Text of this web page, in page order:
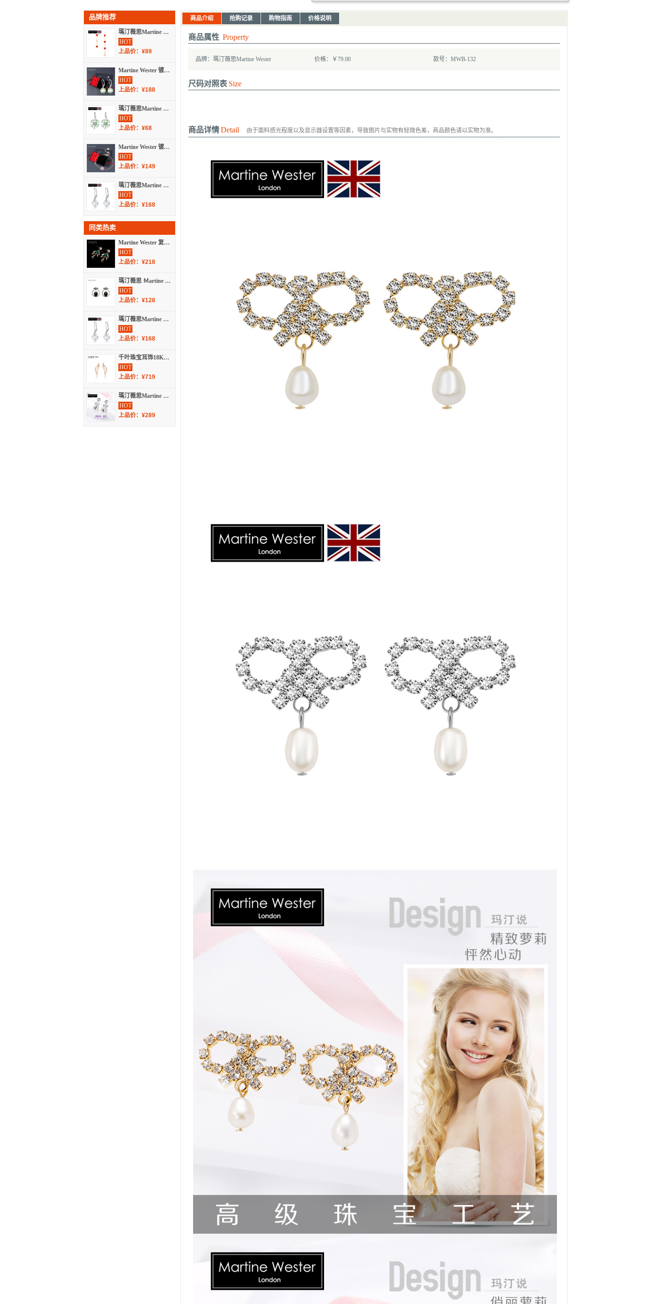
品牌推荐
瑪汀薇思Martine Wester 镀18k金心心相依钻饰纯银针耳饰 MW19-009
HOT
上品价：¥89
Martine Wester 镀18k金红色玛汀热卖施华洛世奇方枕耳饰礼盒款 S8-099-LH2
HOT
上品价：¥188
瑪汀薇思Martine Wester 绿色四叶草水晶摇逸耳饰耳坠 MW18-030C
HOT
上品价：¥68
Martine Wester 镀白金墨蓝色梦露手链礼盒款 LTD-254B-LH
HOT
上品价：¥149
瑪汀薇思Martine Wester ［经典热卖］镀白金玛汀施华洛世奇方枕耳饰 S8-099C
HOT
上品价：¥168
同类热卖
Martine Wester 复古绿色璀璨夺目捷克水晶耳饰
HOT
上品价：¥218
瑪汀薇思 Ｍartine Wester 复古银罗马剧场黑玛瑙耳饰 W8-168ZB
HOT
上品价：¥128
瑪汀薇思Martine Wester ［经典热卖］镀白金玛汀施华洛世奇方枕耳饰 S8-099C
HOT
上品价：¥168
千叶珠宝耳饰18K金小天使翅膀耳钉 1002419833
HOT
上品价：¥719
瑪汀薇思Martine Wester 镀白金爱丽丝爱语施华洛水晶耳饰 S7-194Z
HOT
上品价：¥289
商品介绍 抢购记录 购物指南 价格说明
商品属性 Property
品牌：瑪汀薇思Martine Wester 价格：￥79.00 款号：MWB-132
尺码对照表 Size
商品详情Detail 由于面料感光程度以及显示器设置等因素，导致图片与实物有轻微色差，商品颜色请以实物为准。